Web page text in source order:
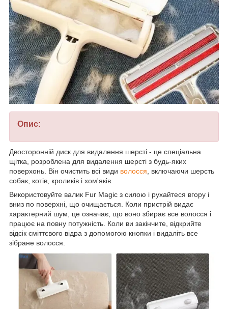
Опис:
Двосторонній диск для видалення шерсті - це спеціальна
щітка, розроблена для видалення шерсті з будь-яких
поверхонь. Він очистить всі види волосся , включаючи шерсть
собак, котів, кроликів і хом'яків.
Використовуйте валик Fur Magic з силою і рухайтеся вгору і
вниз по поверхні, що очищається. Коли пристрій видає
характерний шум, це означає, що воно збирає все волосся і
працює на повну потужність. Коли ви закінчите, відкрийте
відсік сміттєвого відра з допомогою кнопки і видаліть все
зібране волосся.